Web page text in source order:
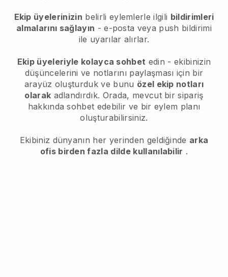
Ekip üyelerinizin belirli eylemlerle ilgili bildirimleri
almalarını sağlayın - e-posta veya push bildirimi
ile uyarılar alırlar.
Ekip üyeleriyle kolayca sohbet edin - ekibinizin
düşüncelerini ve notlarını paylaşması için bir
arayüz oluşturduk ve bunu özel ekip notları
olarak adlandırdık. Orada, mevcut bir sipariş
hakkında sohbet edebilir ve bir eylem planı
oluşturabilirsiniz.
Ekibiniz dünyanın her yerinden geldiğinde arka
ofis birden fazla dilde kullanılabilir .